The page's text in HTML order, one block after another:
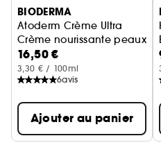
BIODERMA
Atoderm Crème Ultra
Crème nourissante peaux
16,50 €
3,30 € / 100ml
6avis
Ajouter au panier